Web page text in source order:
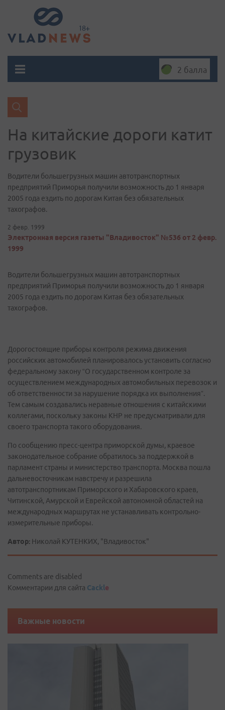
2 балла
На китайские дороги катит
грузовик
Водители большегрузных машин автотранспортных
предприятий Приморья получили возможность до 1 января
2005 года ездить по дорогам Китая без обязательных
тахографов.
2 февр. 1999
Электронная версия газеты "Владивосток" №536 от 2 февр.
1999
Водители большегрузных машин автотранспортных
предприятий Приморья получили возможность до 1 января
2005 года ездить по дорогам Китая без обязательных
тахографов.
Дорогостоящие приборы контроля режима движения
российских автомобилей планировалось установить согласно
федеральному закону “О государственном контроле за
осуществлением международных автомобильных перевозок и
об ответственности за нарушение порядка их выполнения”.
Тем самым создавались неравные отношения с китайскими
коллегами, поскольку законы КНР не предусматривали для
своего транспорта такого оборудования.
По сообщению пресс-центра приморской думы, краевое
законодательное собрание обратилось за поддержкой в
парламент страны и министерство транспорта. Москва пошла
дальневосточникам навстречу и разрешила
автотранспортникам Приморского и Хабаровского краев,
Читинской, Амурской и Еврейской автономной областей на
международных маршрутах не устанавливать контрольно-
измерительные приборы.
Автор: Николай КУТЕНКИХ, "Владивосток"
Comments are disabled
Комментарии для сайта Cackle
Важные новости